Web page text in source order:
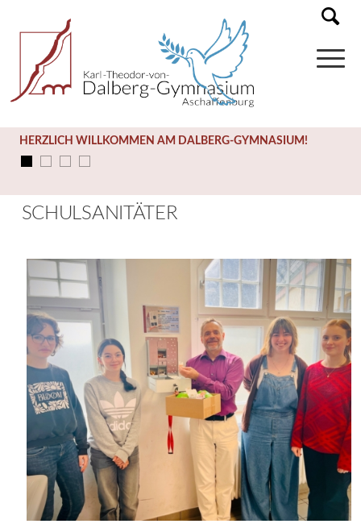
HERZLICH WILLKOMMEN AM DALBERG-GYMNASIUM!
SCHULSANITÄTER